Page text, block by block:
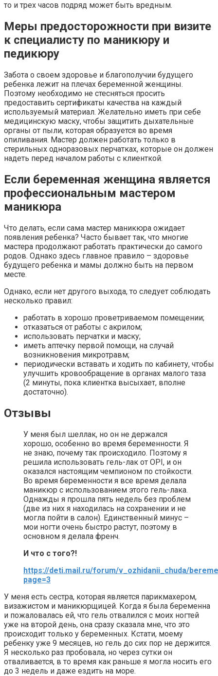
то и трех часов подряд может быть вредным.
Меры предосторожности при визите
к специалисту по маникюру и
педикюру
Забота о своем здоровье и благополучии будущего
ребенка лежит на плечах беременной женщины.
Поэтому необходимо не стесняться просить
предоставить сертификаты качества на каждый
используемый материал. Желательно иметь при себе
медицинскую маску, чтобы защитить дыхательные
органы от пыли, которая образуется во время
опиливания. Мастер должен работать только в
стерильных одноразовых перчатках, которые он должен
надеть перед началом работы с клиенткой.
Если беременная женщина является
профессиональным мастером
маникюра
Что делать, если сама мастер маникюра ожидает
появления ребенка? Часто бывает так, что многие
мастера продолжают работать практически до самого
родов. Однако здесь главное правило – здоровье
будущего ребенка и мамы должно быть на первом
месте.
Однако, если нет другого выхода, то следует соблюдать
несколько правил:
работать в хорошо проветриваемом помещении;
отказаться от работы с акрилом;
использовать перчатки и маску;
иметь аптечку первой помощи, на случай
возникновения микротравм;
периодически вставать и ходить по кабинету, чтобы
улучшить кровообращение в органах малого таза
(2 минуты, пока клиентка высыхает, вполне
достаточно).
Отзывы
У меня был шеллак, но он не держался
хорошо, особенно во время беременности. Я
не знаю, почему так происходило. Поэтому я
решила использовать гель-лак от OPI, и он
оказался настоящим чемпионом по стойкости.
Во время беременности я все время делала
маникюр с использованием этого гель-лака.
Однажды я прошла пять недель без проблем
(две из них я находилась на сохранении и не
могла пойти в салон). Единственный минус –
мои ногти очень быстро растут, поэтому в
основном я делала френч.
И что с того?!
https://deti.mail.ru/forum/v_ozhidanii_chuda/
page=3
У меня есть сестра, которая является парикмахером,
визажистом и маникюрщицей. Когда я была беременна
и пожаловалась ей, что гель отвалился с моих ногтей
уже на второй день, она сразу сказала мне, что это
происходит только у беременных. Кстати, моему
ребенку уже 9 месяцев, но гель до сих пор не держится.
Я несколько раз пробовала, но через сутки он
отваливается, в то время как раньше я могла носить его
до 3 недель и даже ездить на море.